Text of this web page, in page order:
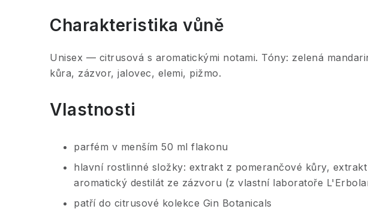
Charakteristika vůně
Unisex — citrusová s aromatickými notami. Tóny: zelená
kůra, zázvor, jalovec, elemi, pižmo.
Vlastnosti
parfém v menším 50 ml flakonu
hlavní rostlinné složky: extrakt z pomerančové kůry,
aromatický destilát ze zázvoru (z vlastní laboratoře
patří do citrusové kolekce Gin Botanicals